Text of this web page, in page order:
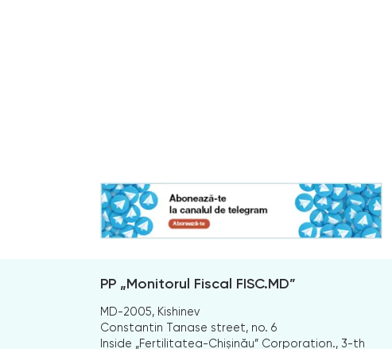
PP „Monitorul Fiscal FISC.MD”
MD-2005, Kishinev
Constantin Tanase street, no. 6
Inside „Fertilitatea-Chișinău” Corporation., 3-th